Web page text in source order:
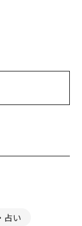
占い